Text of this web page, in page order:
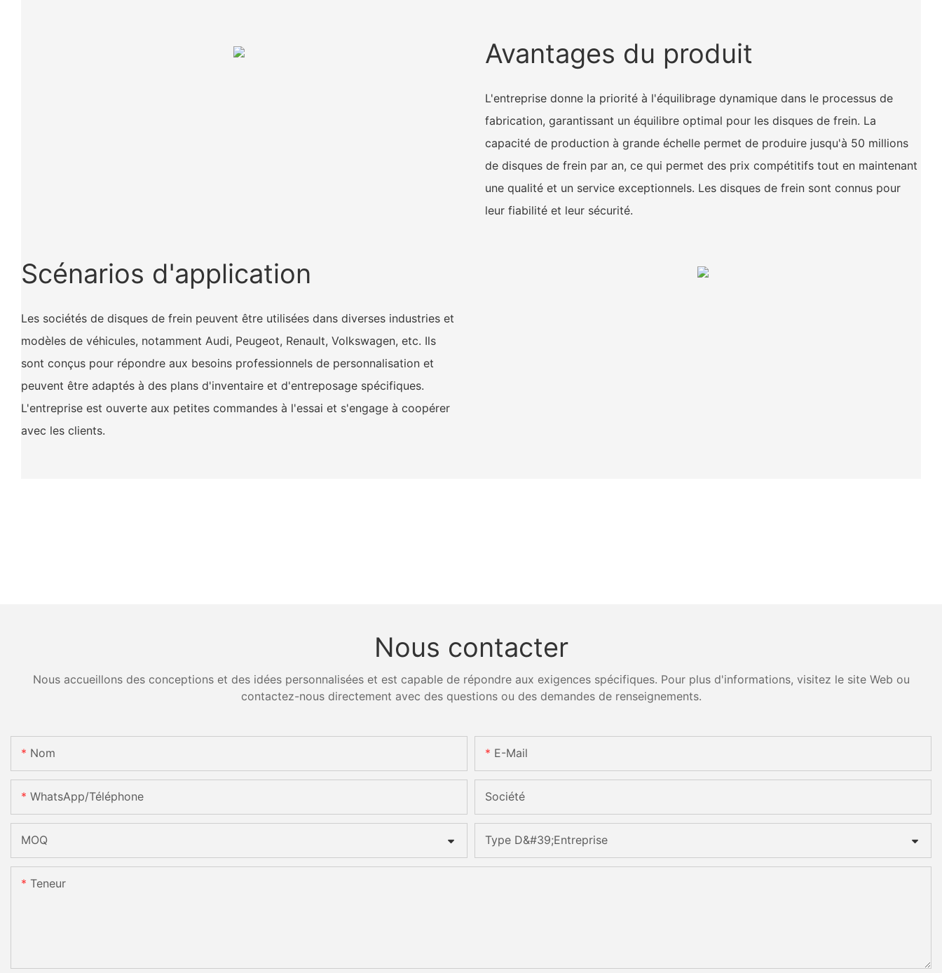
Avantages du produit
L'entreprise donne la priorité à l'équilibrage dynamique dans le processus de
fabrication, garantissant un équilibre optimal pour les disques de frein. La
capacité de production à grande échelle permet de produire jusqu'à 50 millions
de disques de frein par an, ce qui permet des prix compétitifs tout en maintenant
une qualité et un service exceptionnels. Les disques de frein sont connus pour
leur fiabilité et leur sécurité.
Scénarios d'application
Les sociétés de disques de frein peuvent être utilisées dans diverses industries et
modèles de véhicules, notamment Audi, Peugeot, Renault, Volkswagen, etc. Ils
sont conçus pour répondre aux besoins professionnels de personnalisation et
peuvent être adaptés à des plans d'inventaire et d'entreposage spécifiques.
L'entreprise est ouverte aux petites commandes à l'essai et s'engage à coopérer
avec les clients.
Nous contacter
Nous accueillons des conceptions et des idées personnalisées et est capable de répondre aux exigences spécifiques. Pour plus d'informations, visitez le site Web ou
contactez-nous directement avec des questions ou des demandes de renseignements.
Nom E-Mail
WhatsApp/téléphone Société
MOQ Type D&#39;entreprise
Teneur